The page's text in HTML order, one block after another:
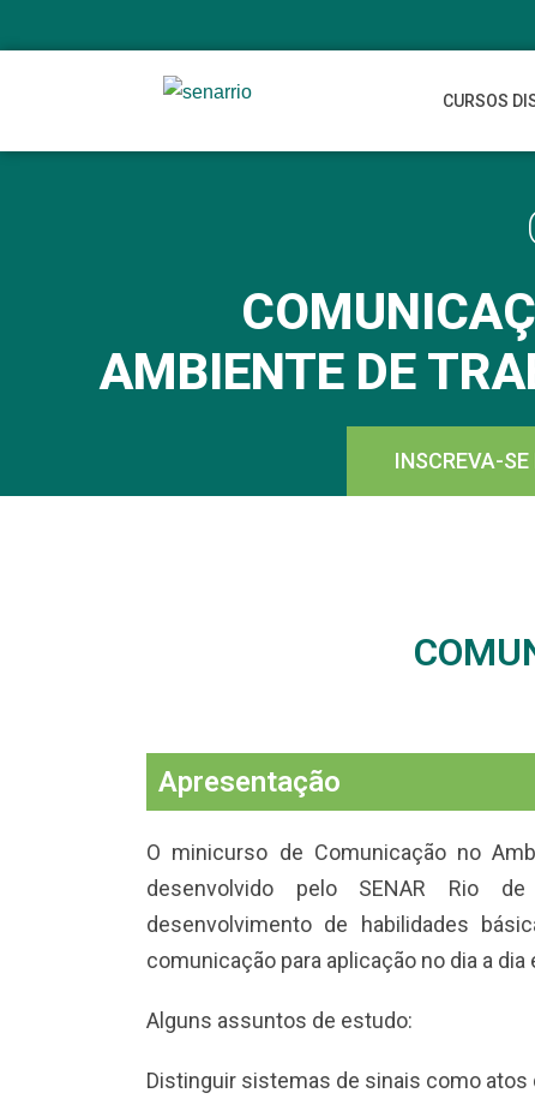
CURSOS
AMBIENTE DE
INSCREVA-SE
Apresentação
O minicurso de Comunicação no
desenvolvido pelo SENAR Rio
desenvolvimento de habilidades
comunicação para aplicação no dia a dia
Alguns assuntos de estudo:
Distinguir sistemas de sinais como atos